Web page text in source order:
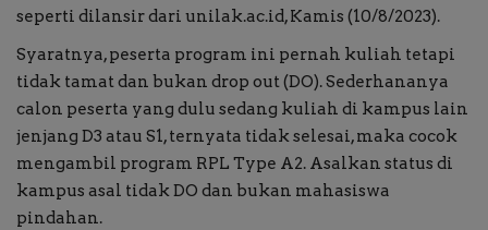
seperti dilansir dari unilak.ac.id, Kamis (10/8/2023).
Syaratnya, peserta program ini pernah kuliah tetapi
tidak tamat dan bukan drop out (DO). Sederhananya
calon peserta yang dulu sedang kuliah di kampus lain
jenjang D3 atau S1, ternyata tidak selesai, maka cocok
mengambil program RPL Type A2. Asalkan status di
kampus asal tidak DO dan bukan mahasiswa
pindahan.